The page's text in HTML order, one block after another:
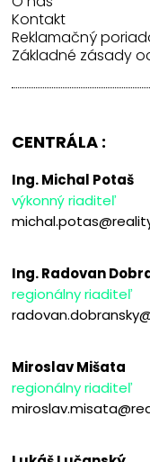
Kontakt
Reklamačný
Základné zásady
CENTRÁLA :
Ing. Michal Potaš
výkonný riaditeľ
Ing. Radovan
regionálny riaditeľ
Miroslav Mišata
regionálny riaditeľ